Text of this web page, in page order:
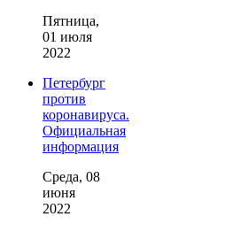
Пятница,
01 июля
2022
Петербург
против
коронавируса.
Официальная
информация
Среда, 08
июня
2022